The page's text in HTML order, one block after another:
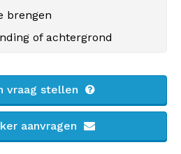
brengen
of achtergrond
vraag stellen
aanvragen